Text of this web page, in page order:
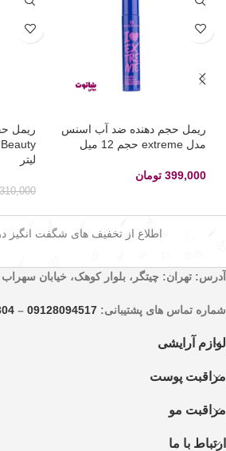
ریمل حجم دهنده ضد آب اسنس
مدل extreme حجم 12 میل
399,000 تومان
ریمل
لیتر
310,000
اطلاع از تخفیف های شگفت انگیز
آدرس: تهران: چیتگر، بلوار کوهک، خیابان
شماره تماس های پشتیبانی: 09128094517
–
لوازم آرایشی
مراقبت پوست
مراقبت مو
ارتباط با ما